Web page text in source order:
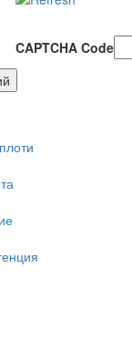
CAPTCHA Code